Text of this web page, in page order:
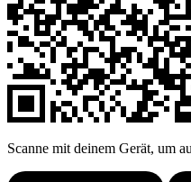
Scanne mit deinem Gerät, um